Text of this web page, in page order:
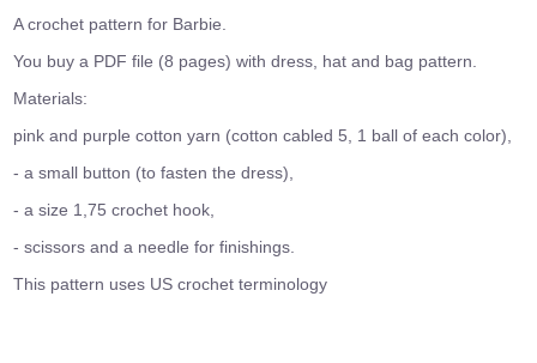
A crochet pattern for Barbie.
You buy a PDF file (8 pages) with dress, hat and bag pattern.
Materials:
pink and purple cotton yarn (cotton cabled 5, 1 ball of each color),
- a small button (to fasten the dress),
- a size 1,75 crochet hook,
- scissors and a needle for finishings.
This pattern uses US crochet terminology